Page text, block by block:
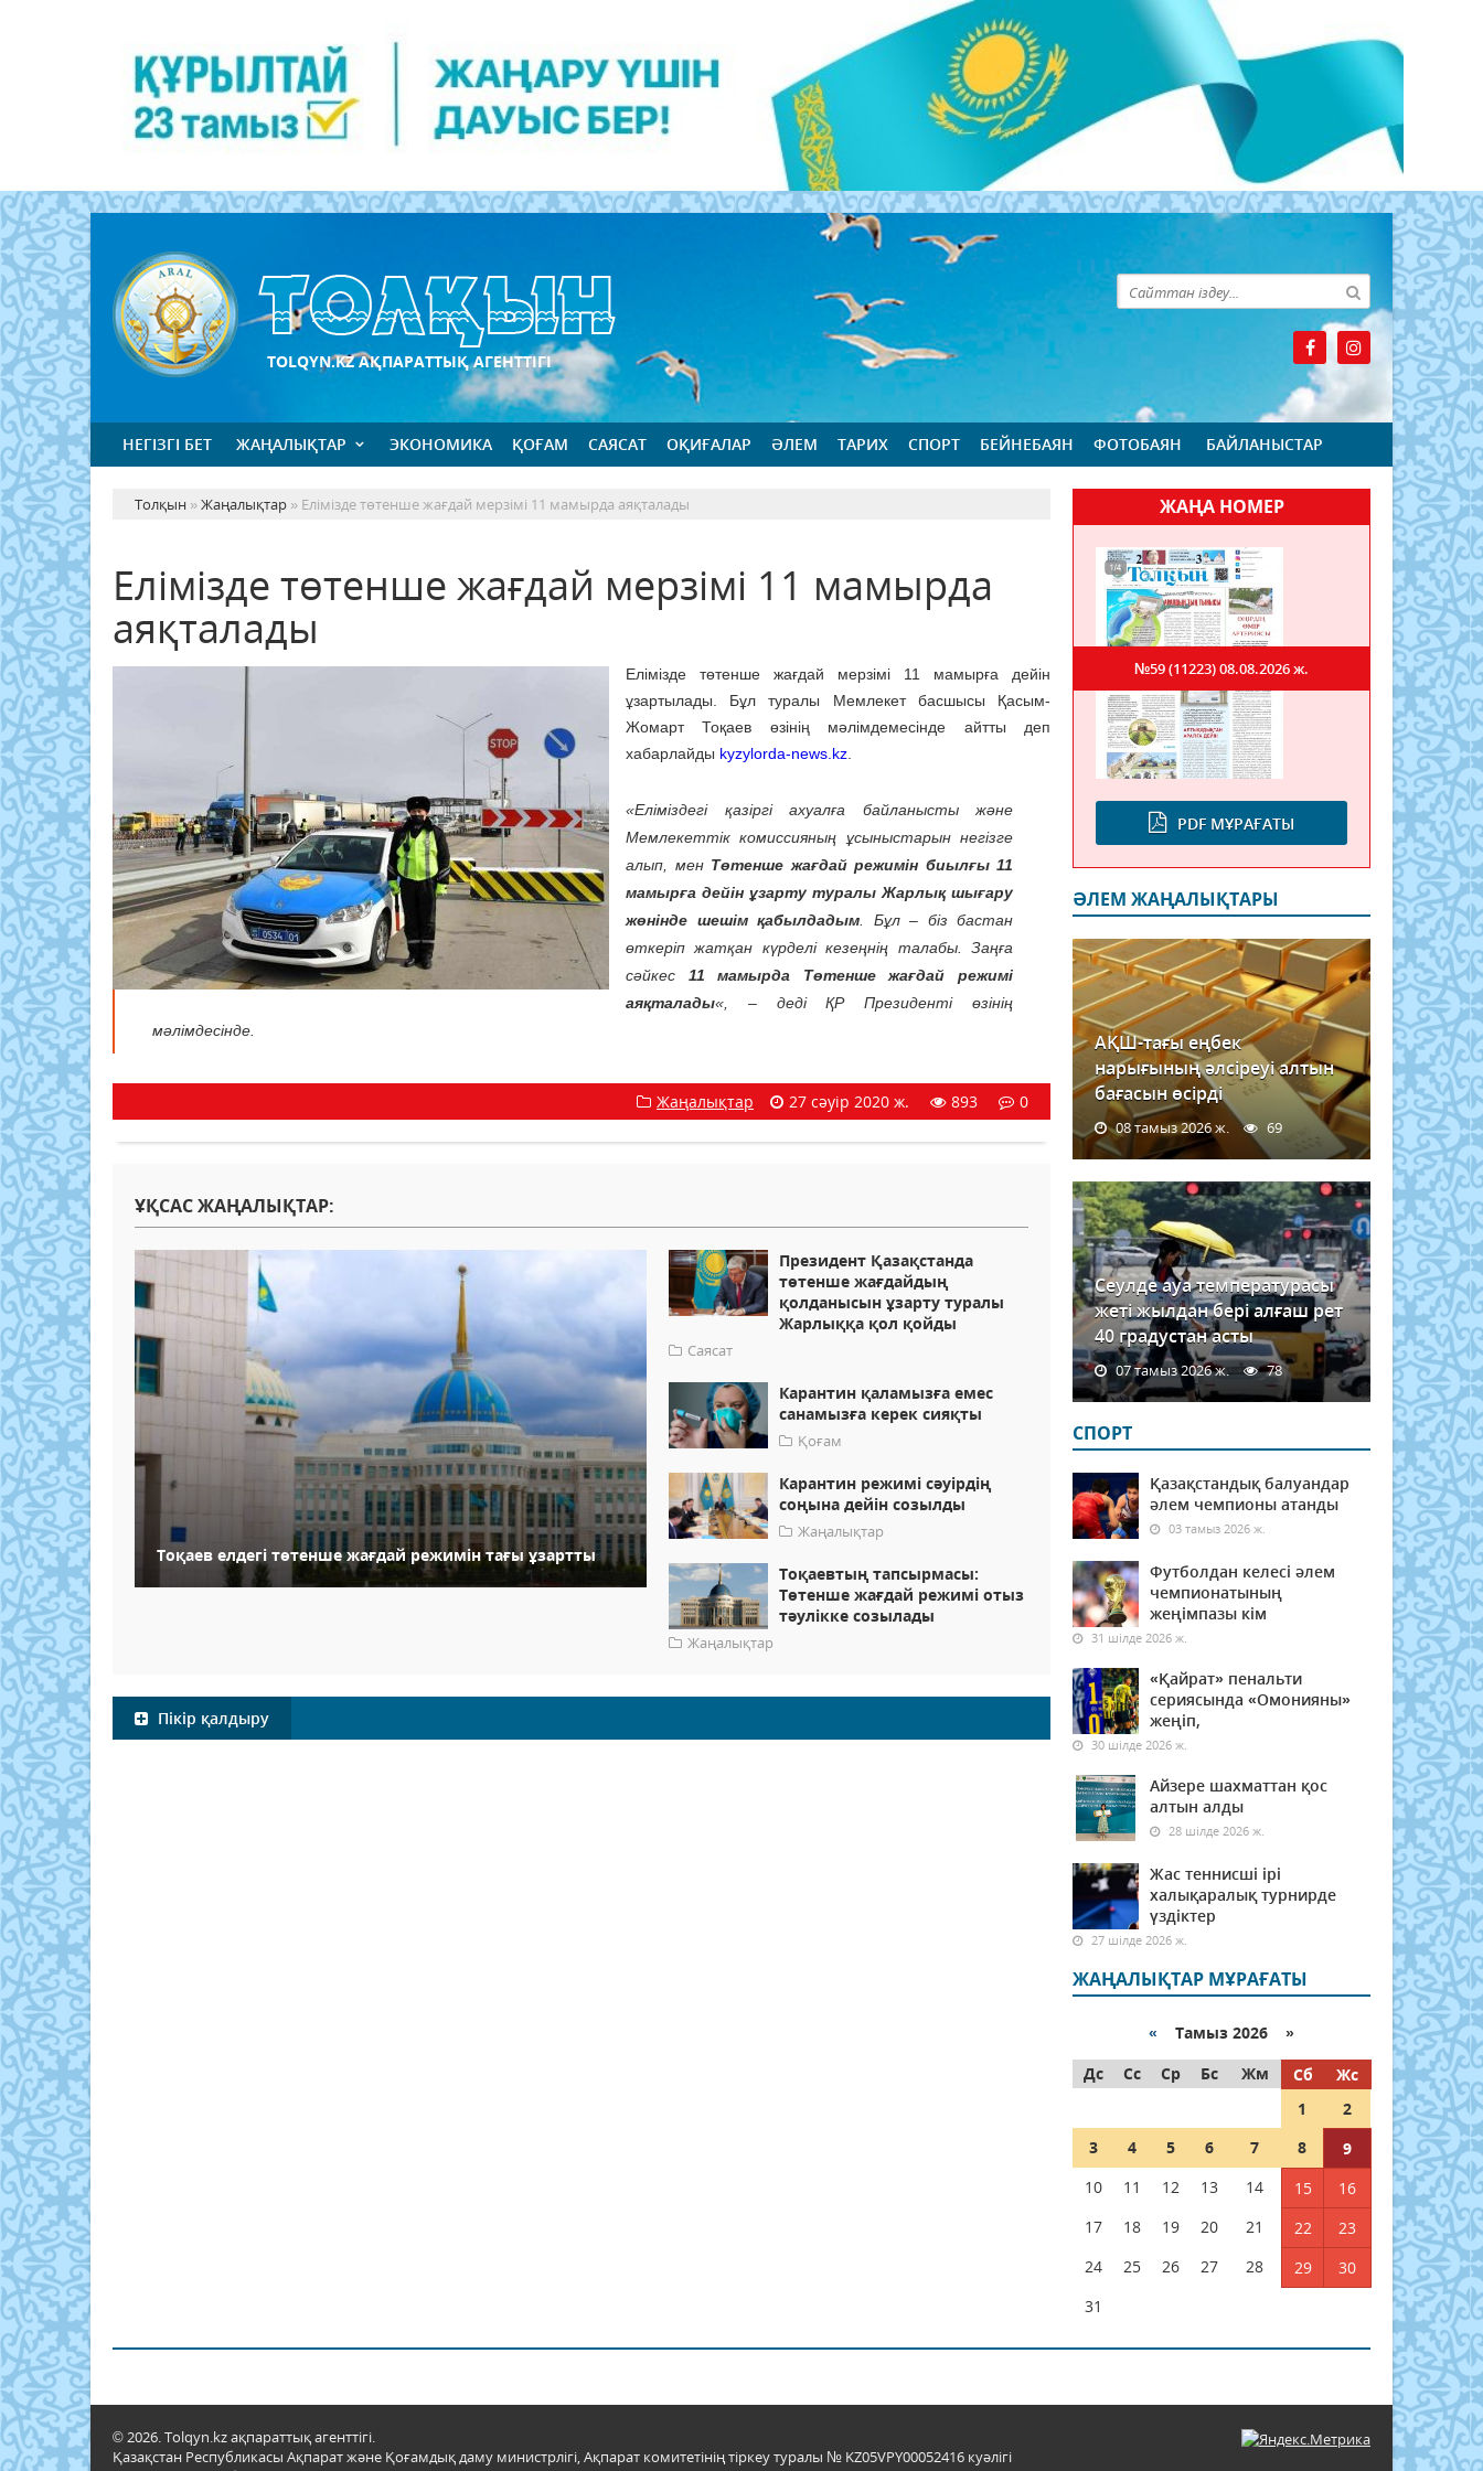
TOLQYN.KZ АҚПАРАТТЫҚ АГЕНТТІГІ
НЕГІЗГІ БЕТ ЖАҢАЛЫҚТАР ЭКОНОМИКА ҚОҒАМ САЯСАТ ОҚИҒАЛАР ӘЛЕМ ТАРИХ СПОРТ БЕЙНЕБАЯН ФОТОБАЯН БАЙЛАНЫСТАР
Толқын »Жаңалықтар » Елімізде төтенше жағдай мерзімі 11 мамырда аяқталады
Елімізде төтенше жағдай мерзімі 11 мамырда
аяқталады
Елімізде төтенше жағдай мерзімі 11 мамырға дейін
ұзартылады. Бұл туралы Мемлекет басшысы Қасым-
Жомарт Тоқаев өзінің мәлімдемесінде айтты деп
хабарлайды kyzylorda-news.kz
«Еліміздегі қазіргі ахуалға байланысты және
Мемлекеттік комиссияның ұсыныстарын негізге
алып, мен Төтенше жағдай режимін биылғы 11
мамырға дейін ұзарту туралы Жарлық шығару
жөнінде шешім қабылдадым . Бұл – біз бастан
өткеріп жатқан күрделі кезеңнің талабы. Заңға
сәйкес 11 мамырда Төтенше жағдай режимі
аяқталады«, – деді ҚР Президенті өзінің
мәлімдесінде.
Жаңалықтар 27 сәуір 2020 ж. 893 0
ҰҚСАС ЖАҢАЛЫҚТАР:
Тоқаев елдегі төтенше жағдай режимін тағы ұзартты
Президент Қазақстанда
төтенше жағдайдың
қолданысын ұзарту туралы
Жарлыққа қол қойды
Саясат
Карантин қаламызға емес
санамызға керек сияқты
Қоғам
Карантин режимі сәуірдің
соңына дейін созылды
Жаңалықтар
Тоқаевтың тапсырмасы:
Төтенше жағдай режимі отыз
тәулікке созылады
Жаңалықтар
Пікір қалдыру
ЖАҢА НОМЕР
PDF МҰРАҒАТЫ
№59 (11223)08.08.2026 ж.
ӘЛЕМ ЖАҢАЛЫҚТАРЫ
АҚШ-тағы еңбек
нарығының әлсіреуі алтын
бағасын өсірді
08 тамыз 2026 ж. 69
Сеулде ауа температурасы
жеті жылдан бері алғаш рет
40 градустан асты
07 тамыз 2026 ж. 78
СПОРТ
Қазақстандық балуандар
әлем чемпионы атанды
03 тамыз 2026 ж.
Футболдан келесі әлем
чемпионатының
жеңімпазы кім
31 шілде 2026 ж.
«Қайрат» пенальти
сериясында «Омонияны»
жеңіп,
30 шілде 2026 ж.
Айзере шахматтан қос
алтын алды
28 шілде 2026 ж.
Жас теннисші ірі
халықаралық турнирде
үздіктер
27 шілде 2026 ж.
ЖАҢАЛЫҚТАР МҰРАҒАТЫ
« Тамыз 2026 »
Дс
Сс Ср Бс Жм Сб
Жс
1
2
3
4 5 6 7 8
9
10
11 12 13 14 15
16
17
18 19 20 21 22
23
24
25 26 27 28 29
30
31
© 2026. Tolqyn.kz ақпараттық агенттігі.
Қазақстан Республикасы Ақпарат және Қоғамдық даму министрлігі, Ақпарат комитетінің тіркеу туралы № KZ05VPY00052416 куәлігі